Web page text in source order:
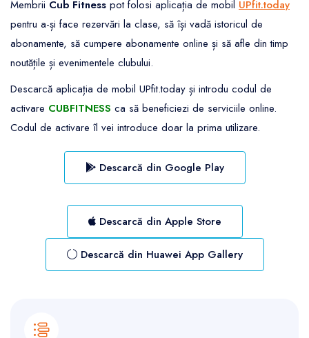
Membrii Cub Fitness pot folosi aplicația de mobil UPfit.today
pentru a-și face rezervări la clase, să își vadă istoricul de
abonamente, să cumpere abonamente online și să afle din timp
noutățile și evenimentele clubului.
Descarcă aplicația de mobil UPfit.today și introdu codul de
activare CUBFITNESS ca să beneficiezi de serviciile online.
Codul de activare îl vei introduce doar la prima utilizare.
Descarcă din Google Play
Descarcă din Apple Store
Descarcă din Huawei App Gallery